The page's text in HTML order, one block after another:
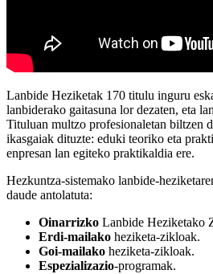
Lanbide Heziketak 170 titulu inguru
lanbiderako gaitasuna lor dezaten, eta
Tituluan multzo profesionaletan biltzen
ikasgaiak dituzte: eduki teoriko eta
enpresan lan egiteko praktikaldia ere.
Hezkuntza-sistemako lanbide-
daude antolatuta:
Oinarrizko Lanbide Heziketako
Erdi-mailako heziketa-zikloak.
Goi-mailako heziketa-zikloak.
Espezializazio-programak.